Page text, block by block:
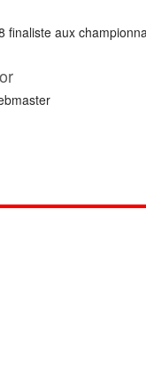
finaliste aux